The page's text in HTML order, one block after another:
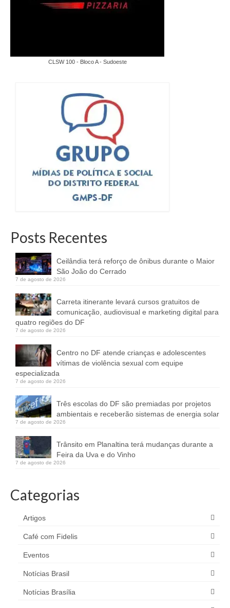
CLSW 100 - Bloco A - Sudoeste
Posts Recentes
Ceilândia terá reforço de ônibus durante o Maior
São João do Cerrado
7 de agosto de 2026
Carreta itinerante levará cursos gratuitos de
comunicação, audiovisual e marketing digital para
quatro regiões do DF
7 de agosto de 2026
Centro no DF atende crianças e adolescentes
vítimas de violência sexual com equipe
especializada
7 de agosto de 2026
Três escolas do DF são premiadas por projetos
ambientais e receberão sistemas de energia solar
7 de agosto de 2026
Trânsito em Planaltina terá mudanças durante a
Feira da Uva e do Vinho
7 de agosto de 2026
Categorias
Artigos
Café com Fidelis
Eventos
Notícias Brasil
Notícias Brasília